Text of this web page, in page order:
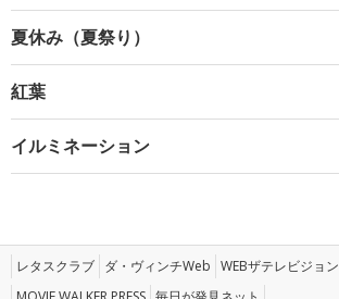
夏休み（夏祭り）
紅葉
イルミネーション
レタスクラブ ダ・ヴィンチWeb WEBザテレビジョン